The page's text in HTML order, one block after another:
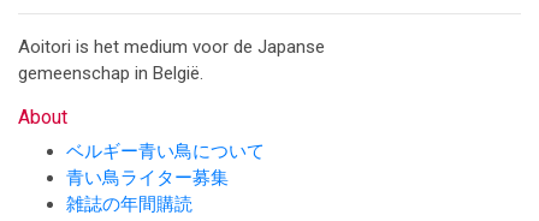
Aoitori is het medium voor de Japanse
gemeenschap in België.
About
ベルギー青い鳥について
青い鳥ライター募集
雑誌の年間購読